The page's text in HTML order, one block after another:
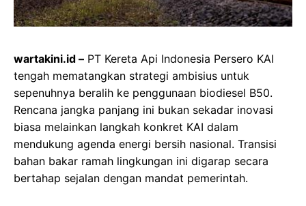
wartakini.id – PT Kereta Api Indonesia Persero KAI
tengah mematangkan strategi ambisius untuk
sepenuhnya beralih ke penggunaan biodiesel B50.
Rencana jangka panjang ini bukan sekadar inovasi
biasa melainkan langkah konkret KAI dalam
mendukung agenda energi bersih nasional. Transisi
bahan bakar ramah lingkungan ini digarap secara
bertahap sejalan dengan mandat pemerintah.